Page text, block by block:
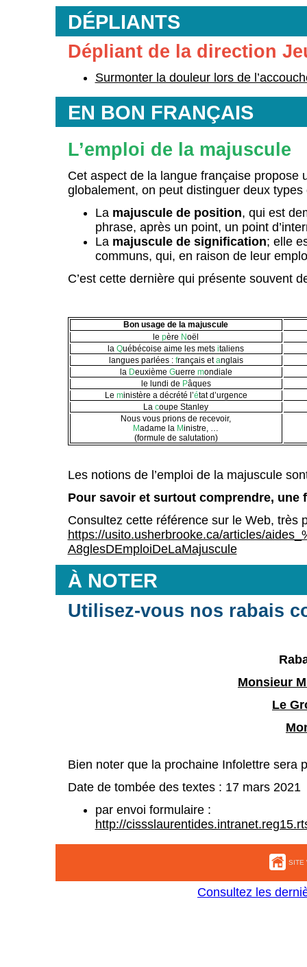
DÉPLIANTS
Dépliant de la direction
Surmonter la douleur lors de
EN BON FRANÇAIS
L’emploi de la majuscule
Cet aspect de la langue française
globalement, on peut distinguer deux types
La majuscule de position, qui est
phrase, après un point, un point
La majuscule de signification; elle
communs, qui, en raison de leur
C’est cette dernière qui présente souvent
Bon usage de la majuscule
le père Noël
la Québécoise aime les mets italiens
langues parlées :français etanglais
laDeuxième Guerre mondiale
le lundi de Pâques
Le ministère a décrété l’état d’urgence
La coupe Stanley
Nous vous prions de recevoir,
Madame la Ministre, …
(formule de salutation)
Les notions de l’emploi de la majuscule
Pour savoir et surtout comprendre, une
Consultez cette référence sur le Web, très
https://usito.usherbrooke.ca/articles/
A8glesDEmploiDeLaMajuscule
À NOTER
Utilisez-vous nos rabais
Monsieur
Le
Bien noter que la prochaine Infolettre sera
Date de tombée des textes : 17 mars 2021
par envoi formulaire :
http://
SITE
Consultez les